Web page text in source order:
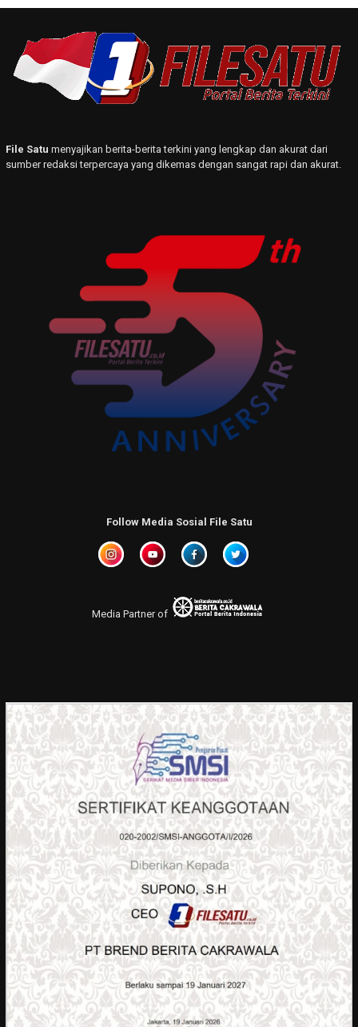
File Satu menyajikan berita-berita terkini yang lengkap dan akurat dari
sumber redaksi terpercaya yang dikemas dengan sangat rapi dan akurat.
Follow Media Sosial File Satu
Media Partner of